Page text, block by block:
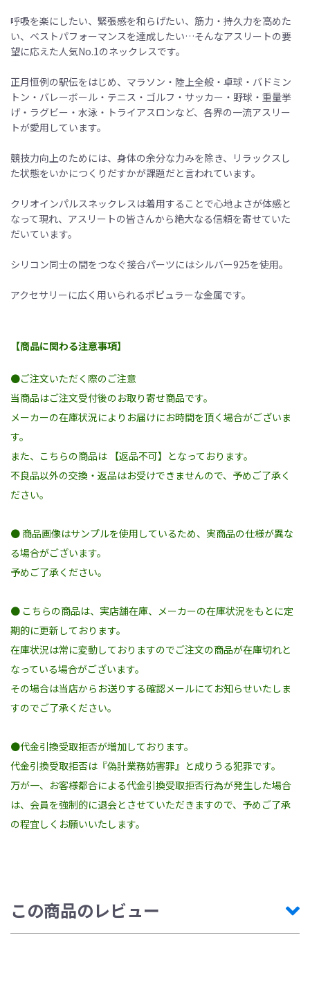
呼吸を楽にしたい、緊張感を和らげたい、筋力・持久力を高めた
い、ベストパフォーマンスを達成したい…そんなアスリートの要
望に応えた人気No.1のネックレスです。
正月恒例の駅伝をはじめ、マラソン・陸上全般・卓球・バドミン
トン・バレーボール・テニス・ゴルフ・サッカー・野球・重量挙
げ・ラグビー・水泳・トライアスロンなど、各界の一流アスリー
トが愛用しています。
競技力向上のためには、身体の余分な力みを除き、リラックスし
た状態をいかにつくりだすかが課題だと言われています。
クリオインパルスネックレスは着用することで心地よさが体感と
なって現れ、アスリートの皆さんから絶大なる信頼を寄せていた
だいています。
シリコン同士の間をつなぐ接合パーツにはシルバー925を使用。
アクセサリーに広く用いられるポピュラーな金属です。
【商品に関わる注意事項】
●ご注文いただく際のご注意
当商品はご注文受付後のお取り寄せ商品です。
メーカーの在庫状況によりお届けにお時間を頂く場合がございま
す。
また、こちらの商品は 【返品不可】となっております。
不良品以外の交換・返品はお受けできませんので、予めご了承く
ださい。
● 商品画像はサンプルを使用しているため、実商品の仕様が異な
る場合がございます。
予めご了承ください。
● こちらの商品は、実店舗在庫、メーカーの在庫状況をもとに定
期的に更新しております。
在庫状況は常に変動しておりますのでご注文の商品が在庫切れと
なっている場合がございます。
その場合は当店からお送りする確認メールにてお知らせいたしま
すのでご了承ください。
●代金引換受取拒否が増加しております。
代金引換受取拒否は『偽計業務妨害罪』と成りうる犯罪です。
万が一、お客様都合による代金引換受取拒否行為が発生した場合
は、会員を強制的に退会とさせていただきますので、予めご了承
の程宜しくお願いいたします。
この商品のレビュー